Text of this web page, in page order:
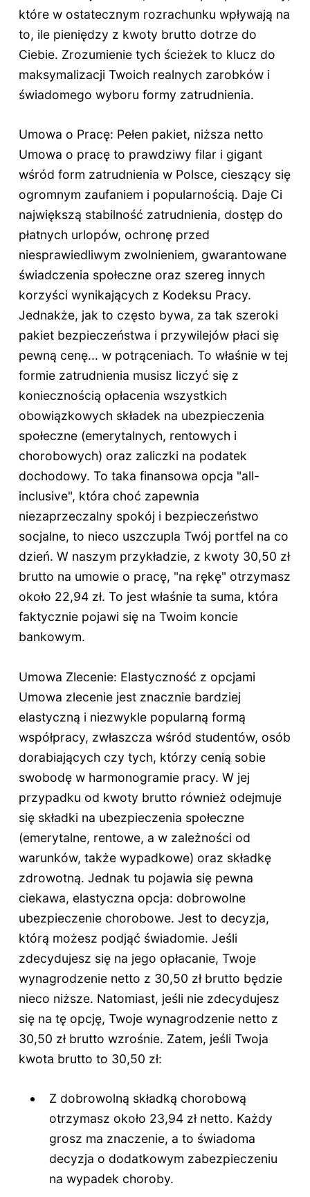
które w ostatecznym rozrachunku wpływają na
to, ile pieniędzy z kwoty brutto dotrze do
Ciebie. Zrozumienie tych ścieżek to klucz do
maksymalizacji Twoich realnych zarobków i
świadomego wyboru formy zatrudnienia.
Umowa o Pracę: Pełen pakiet, niższa netto
Umowa o pracę to prawdziwy filar i gigant
wśród form zatrudnienia w Polsce, cieszący się
ogromnym zaufaniem i popularnością. Daje Ci
największą stabilność zatrudnienia, dostęp do
płatnych urlopów, ochronę przed
niesprawiedliwym zwolnieniem, gwarantowane
świadczenia społeczne oraz szereg innych
korzyści wynikających z Kodeksu Pracy.
Jednakże, jak to często bywa, za tak szeroki
pakiet bezpieczeństwa i przywilejów płaci się
pewną cenę... w potrąceniach. To właśnie w tej
formie zatrudnienia musisz liczyć się z
koniecznością opłacenia wszystkich
obowiązkowych składek na ubezpieczenia
społeczne (emerytalnych, rentowych i
chorobowych) oraz zaliczki na podatek
dochodowy. To taka finansowa opcja "all-
inclusive", która choć zapewnia
niezaprzeczalny spokój i bezpieczeństwo
socjalne, to nieco uszczupla Twój portfel na co
dzień. W naszym przykładzie, z kwoty 30,50 zł
brutto na umowie o pracę, "na rękę" otrzymasz
około 22,94 zł. To jest właśnie ta suma, która
faktycznie pojawi się na Twoim koncie
bankowym.
Umowa Zlecenie: Elastyczność z opcjami
Umowa zlecenie jest znacznie bardziej
elastyczną i niezwykle popularną formą
współpracy, zwłaszcza wśród studentów, osób
dorabiających czy tych, którzy cenią sobie
swobodę w harmonogramie pracy. W jej
przypadku od kwoty brutto również odejmuje
się składki na ubezpieczenia społeczne
(emerytalne, rentowe, a w zależności od
warunków, także wypadkowe) oraz składkę
zdrowotną. Jednak tu pojawia się pewna
ciekawa, elastyczna opcja: dobrowolne
ubezpieczenie chorobowe. Jest to decyzja,
którą możesz podjąć świadomie. Jeśli
zdecydujesz się na jego opłacanie, Twoje
wynagrodzenie netto z 30,50 zł brutto będzie
nieco niższe. Natomiast, jeśli nie zdecydujesz
się na tę opcję, Twoje wynagrodzenie netto z
30,50 zł brutto wzrośnie. Zatem, jeśli Twoja
kwota brutto to 30,50 zł:
Z dobrowolną składką chorobową
otrzymasz około 23,94 zł netto. Każdy
grosz ma znaczenie, a to świadoma
decyzja o dodatkowym zabezpieczeniu
na wypadek choroby.